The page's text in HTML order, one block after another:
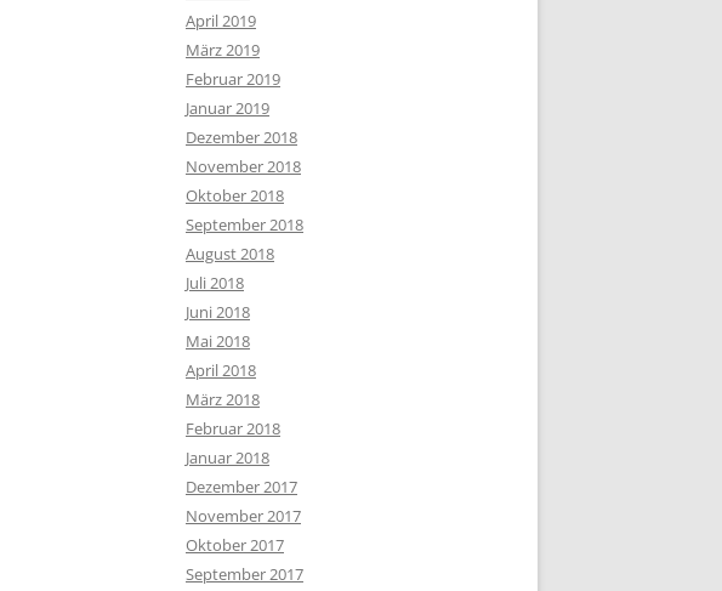
April 2019
März 2019
Februar 2019
Januar 2019
Dezember 2018
November 2018
Oktober 2018
September 2018
August 2018
Juli 2018
Juni 2018
Mai 2018
April 2018
März 2018
Februar 2018
Januar 2018
Dezember 2017
November 2017
Oktober 2017
September 2017